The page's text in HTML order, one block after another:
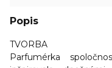
Popis
TVORBA
Parfumérka